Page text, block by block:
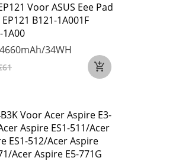
Voor ASUS Eee Pad
B121-1A001F
1A00
4660mAh/34WH
Voor Acer Aspire E3-
Aspire ES1-511/Acer
ES1-512/Acer Aspire
Acer Aspire E5-771G